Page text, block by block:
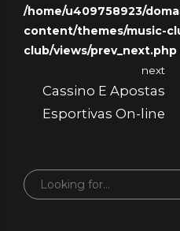
Kazanma Şansını
Artırmanın Yolları
/home/u409758923/
content/themes/music-
club/views/prev_next.php
next
Cassino E Apostas
Esportivas On-line